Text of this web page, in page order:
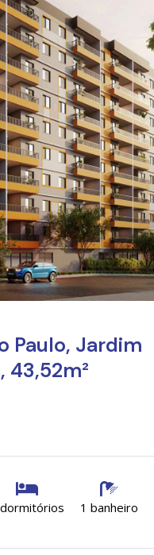
Paulo, Jardim
43,52m²
1 banheiro